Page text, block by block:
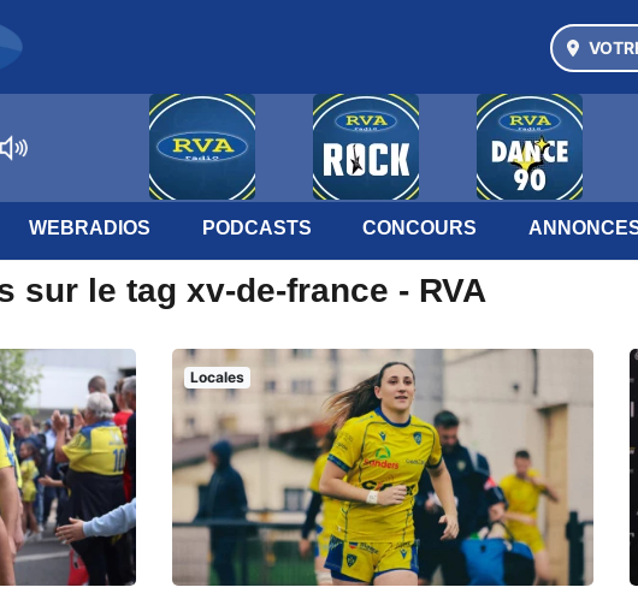
WEBRADIOS PODCASTS CONCOURS
sur le tag xv-de-france - RVA
Locales